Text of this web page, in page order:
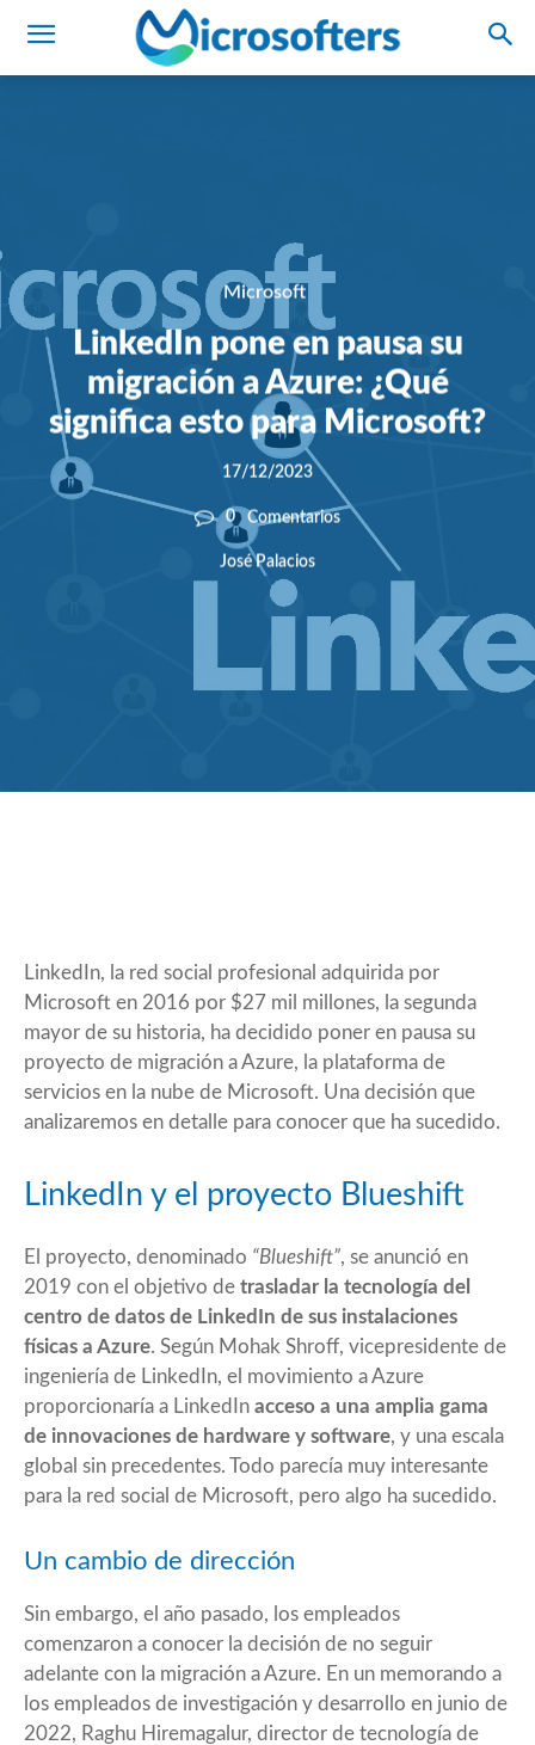
Microsoft
LinkedIn pone en pausa su
migración a Azure: ¿Qué
significa esto para Microsoft?
17/12/2023
0 Comentarios
José Palacios
LinkedIn, la red social profesional adquirida por
Microsoft en 2016 por $27 mil millones, la segunda
mayor de su historia, ha decidido poner en pausa su
proyecto de migración a Azure, la plataforma de
servicios en la nube de Microsoft. Una decisión que
analizaremos en detalle para conocer que ha sucedido.
LinkedIn y el proyecto Blueshift
El proyecto, denominado “Blueshift”, se anunció en
2019 con el objetivo de trasladar la tecnología del
centro de datos de LinkedIn de sus instalaciones
físicas a Azure. Según Mohak Shroff, vicepresidente de
ingeniería de LinkedIn, el movimiento a Azure
proporcionaría a LinkedIn acceso a una amplia gama
de innovaciones de hardware y software, y una escala
global sin precedentes. Todo parecía muy interesante
para la red social de Microsoft, pero algo ha sucedido.
Un cambio de dirección
Sin embargo, el año pasado, los empleados
comenzaron a conocer la decisión de no seguir
adelante con la migración a Azure. En un memorando a
los empleados de investigación y desarrollo en junio de
2022, Raghu Hiremagalur, director de tecnología de